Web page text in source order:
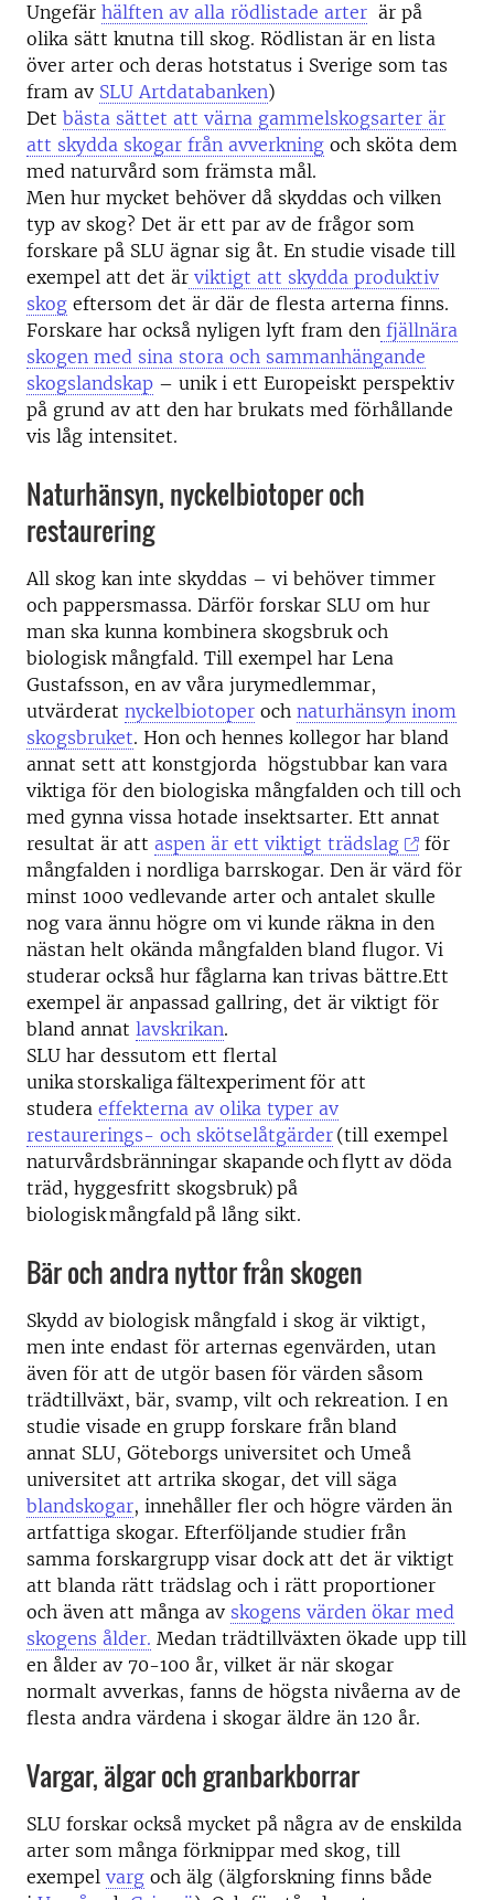
Ungefär hälften av alla rödlistade arter är på
olika sätt knutna till skog. Rödlistan är en lista
över arter och deras hotstatus i Sverige som tas
fram av SLU Artdatabanken)
Det bästa sättet att värna gammelskogsarter är
att skydda skogar från avverkning och sköta dem
med naturvård som främsta mål.
Men hur mycket behöver då skyddas och vilken
typ av skog? Det är ett par av de frågor som
forskare på SLU ägnar sig åt. En studie visade till
exempel att det är viktigt att skydda produktiv
skog eftersom det är där de flesta arterna finns.
Forskare har också nyligen lyft fram den fjällnära
skogen med sina stora och sammanhängande
skogslandskap – unik i ett Europeiskt perspektiv
på grund av att den har brukats med förhållande
vis låg intensitet.
Naturhänsyn, nyckelbiotoper och
restaurering
All skog kan inte skyddas – vi behöver timmer
och pappersmassa. Därför forskar SLU om hur
man ska kunna kombinera skogsbruk och
biologisk mångfald. Till exempel har Lena
Gustafsson, en av våra jurymedlemmar,
utvärderat nyckelbiotoper och naturhänsyn inom
skogsbruket. Hon och hennes kollegor har bland
annat sett att konstgjorda högstubbar kan vara
viktiga för den biologiska mångfalden och till och
med gynna vissa hotade insektsarter. Ett annat
resultat är att aspen är ett viktigt trädslag
för
mångfalden i nordliga barrskogar. Den är värd för
minst 1000 vedlevande arter och antalet skulle
nog vara ännu högre om vi kunde räkna in den
nästan helt okända mångfalden bland flugor. Vi
studerar också hur fåglarna kan trivas bättre.Ett
exempel är anpassad gallring, det är viktigt för
bland annat lavskrikan.
SLU har dessutom ett flertal
unika storskaliga fältexperiment för att
studera effekterna av olika typer av
restaurerings- och skötselåtgärder (till exempel
naturvårdsbränningar skapande och flytt av döda
träd, hyggesfritt skogsbruk) på
biologisk mångfald på lång sikt.
Bär och andra nyttor från skogen
Skydd av biologisk mångfald i skog är viktigt,
men inte endast för arternas egenvärden, utan
även för att de utgör basen för värden såsom
trädtillväxt, bär, svamp, vilt och rekreation. I en
studie visade en grupp forskare från bland
annat SLU, Göteborgs universitet och Umeå
universitet att artrika skogar, det vill säga
blandskogar, innehåller fler och högre värden än
artfattiga skogar. Efterföljande studier från
samma forskargrupp visar dock att det är viktigt
att blanda rätt trädslag och i rätt proportioner
och även att många av skogens värden ökar med
skogens ålder. Medan trädtillväxten ökade upp till
en ålder av 70-100 år, vilket är när skogar
normalt avverkas, fanns de högsta nivåerna av de
flesta andra värdena i skogar äldre än 120 år.
Vargar, älgar och granbarkborrar
SLU forskar också mycket på några av de enskilda
arter som många förknippar med skog, till
exempel varg och älg (älgforskning finns både